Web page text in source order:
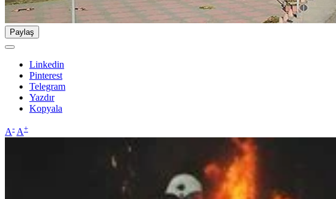
Paylaş
Linkedin
Pinterest
Telegram
Yazdır
Kopyala
A- A+